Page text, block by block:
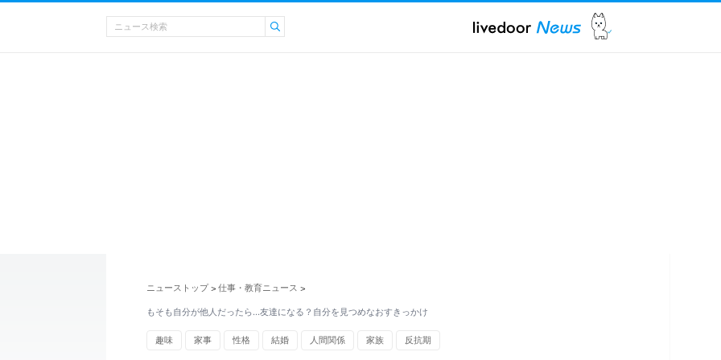
ニューストップ > 仕事・教育ニュース >
もそも自分が他人だったら…友達になる？自分を見つめなおすきっかけ
趣味 家事 性格 結婚 人間関係 家族 反抗期